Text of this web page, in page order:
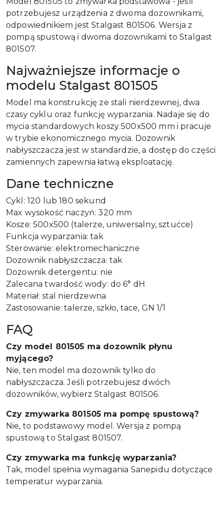
potrzebujesz urządzenia z dwoma dozownikami,
odpowiednikiem jest Stalgast 801506. Wersja z
pompą spustową i dwoma dozownikami to Stalgast
801507.
Najważniejsze informacje o
modelu Stalgast 801505
Model ma konstrukcję ze stali nierdzewnej, dwa
czasy cyklu oraz funkcję wyparzania. Nadaje się do
mycia standardowych koszy 500x500 mm i pracuje
w trybie ekonomicznego mycia. Dozownik
nabłyszczacza jest w standardzie, a dostęp do części
zamiennych zapewnia łatwą eksploatację.
Dane techniczne
Cykl: 120 lub 180 sekund
Max wysokość naczyń: 320 mm
Kosze: 500x500 (talerze, uniwersalny, sztućce)
Funkcja wyparzania: tak
Sterowanie: elektromechaniczne
Dozownik nabłyszczacza: tak
Dozownik detergentu: nie
Zalecana twardość wody: do 6° dH
Materiał: stal nierdzewna
Zastosowanie: talerze, szkło, tace, GN 1/1
FAQ
Czy model 801505 ma dozownik płynu
myjącego?
Nie, ten model ma dozownik tylko do
nabłyszczacza. Jeśli potrzebujesz dwóch
dozowników, wybierz Stalgast 801506.
Czy zmywarka 801505 ma pompę spustową?
Nie, to podstawowy model. Wersja z pompą
spustową to Stalgast 801507.
Czy zmywarka ma funkcję wyparzania?
Tak, model spełnia wymagania Sanepidu dotyczące
temperatur wyparzania.